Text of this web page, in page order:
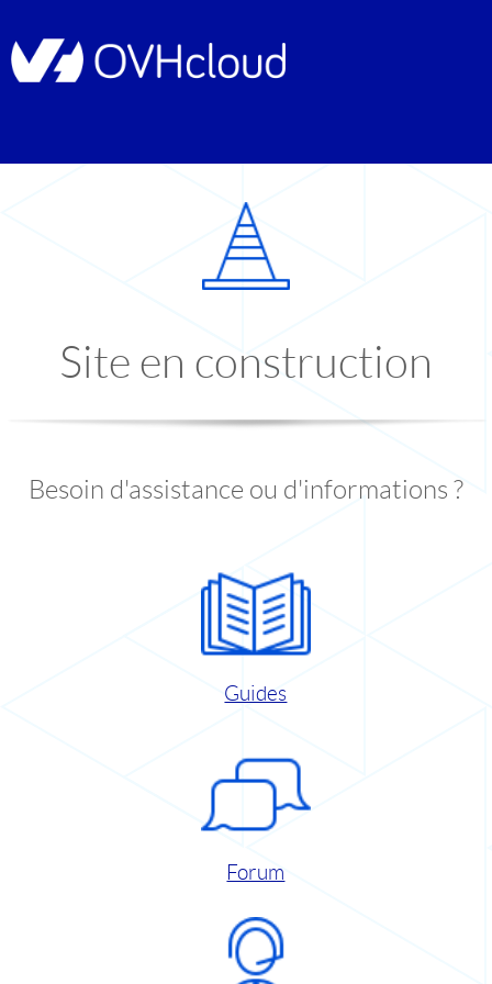
Site en construction
Besoin d'assistance ou d'informations ?
Guides
Forum